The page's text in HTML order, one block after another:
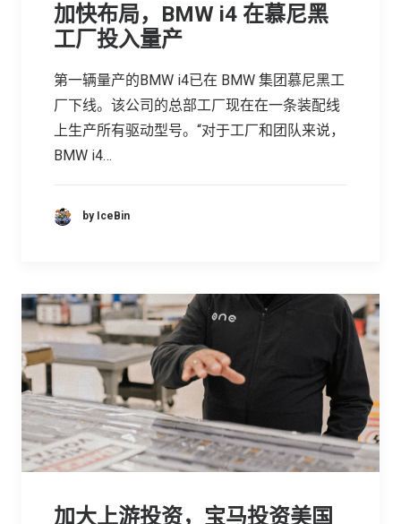
加快布局，BMW i4 在慕尼黑
工厂投入量产
第一辆量产的BMW i4已在 BMW 集团慕尼黑工
厂下线。该公司的总部工厂现在在一条装配线
上生产所有驱动型号。“对于工厂和团队来说，
BMW i4…
by IceBin
加大上游投资，宝马投资美国